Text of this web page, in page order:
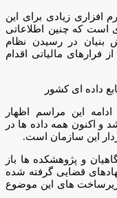
افزاری زیادی برای این
است که چنین اطلاعاتی
در رسیدن نظام
مالیاتی اقدام
داده ای کشور
این مراسم اظهار
و اکنون همه داده ها در
این سازمان است.
و پژوهشکده ها باز
قضایی گرفته شده
زیرساخت های این موضوع